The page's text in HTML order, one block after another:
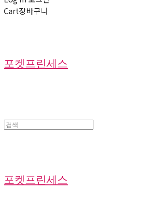
Cart장바구니
포켓프린세스
포켓프린세스